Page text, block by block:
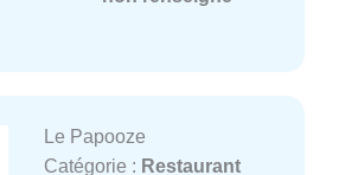
Le Papooze
Catégorie : Restaurant